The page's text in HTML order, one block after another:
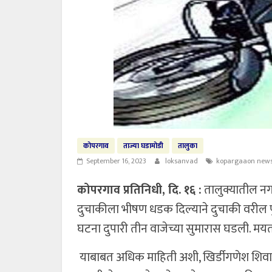
कोपरगाव ताज्या घडामोडी
तालुका
September 16, 2023
loksanvad kopargaaon
कोपरगाव प्रतिनिधी, दि. १६ :तालुक्यातील
दुचाकीला भीषण धडक दिल्याने दुचाकी वरील
घटना दुपारी तीन वाजेच्या सुमारास घडली.
याबाबत अधिक माहिती अशी, खिर्डीगणेश